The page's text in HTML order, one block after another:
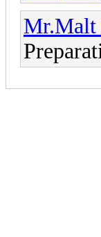
Mr.Malt
Preparati